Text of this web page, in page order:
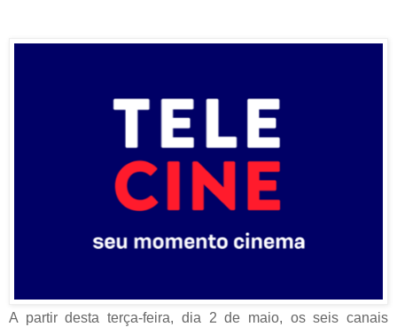
A partir desta terça-feira, dia 2 de maio, os seis canais